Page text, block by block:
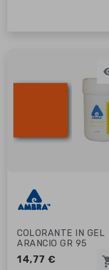
COLORANTE IN GEL
ARANCIO GR 95
14,77 €